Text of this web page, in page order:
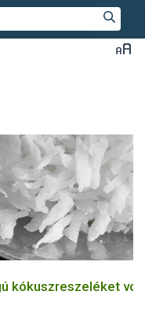
kókuszreszeléket